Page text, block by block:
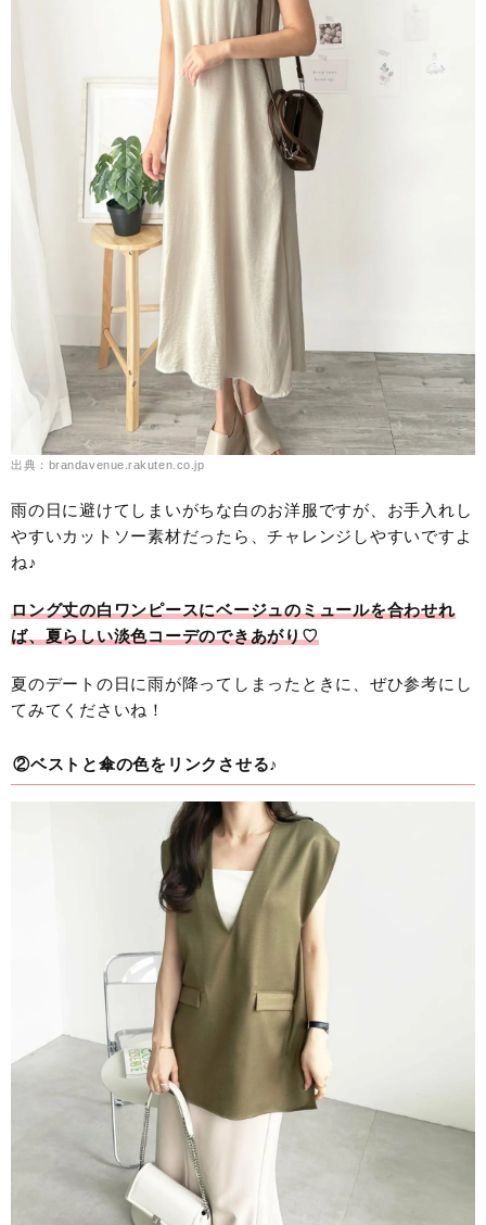
出典：brandavenue.rakuten.co.jp
雨の日に避けてしまいがちな白のお洋服ですが、お手入れし
やすいカットソー素材だったら、チャレンジしやすいですよ
ね♪
ロング丈の白ワンピースにベージュのミュールを合わせれ
ば、夏らしい淡色コーデのできあがり♡
夏のデートの日に雨が降ってしまったときに、ぜひ参考にし
てみてくださいね！
②ベストと傘の色をリンクさせる♪